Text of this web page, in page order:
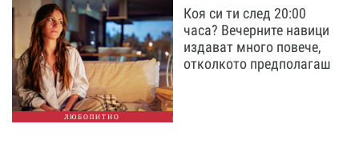
ЛЮБОПИТНО
Коя си ти след 20:00
часа? Вечерните навици
издават много повече,
отколкото предполагаш